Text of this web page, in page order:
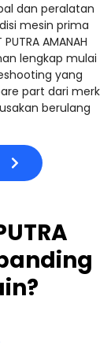
dan peralatan
mesin prima
AMANAH
lengkap mulai
yang
part dari merk
berulang